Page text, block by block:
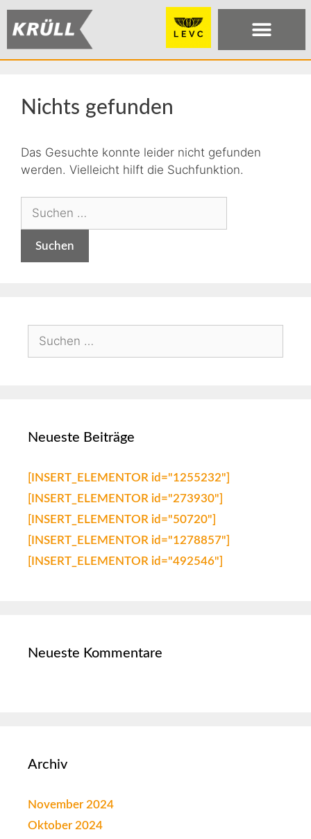
Nichts gefunden
Das Gesuchte konnte leider nicht gefunden
werden. Vielleicht hilft die Suchfunktion.
Neueste Beiträge
[INSERT_ELEMENTOR id="1255232"]
[INSERT_ELEMENTOR id="273930"]
[INSERT_ELEMENTOR id="50720"]
[INSERT_ELEMENTOR id="1278857"]
[INSERT_ELEMENTOR id="492546"]
Neueste Kommentare
Archiv
November 2024
Oktober 2024